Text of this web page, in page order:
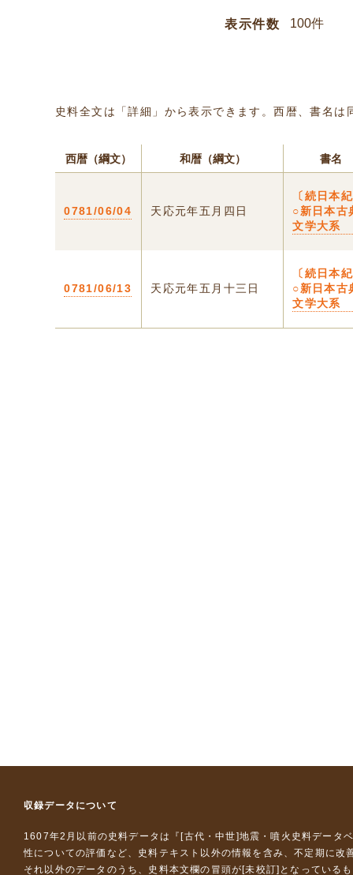
表示件数
史料全文は「詳細」から表示できます。西暦、書名
西暦（綱文） 和暦（綱文） 書名
0781/06/04 天応元年五月四日
〔続日本
○新日本古
文学大系
0781/06/13 天応元年五月十三日
〔続日本
○新日本古
文学大系
収録データについて
1607年2月以前の史料データは『 [古代・中世]地震・噴火史料データ
性についての評価など、史料テキスト以外の情報を含み、不定期に改
それ以外のデータのうち、史料本文欄の冒頭が[未校訂]となっている